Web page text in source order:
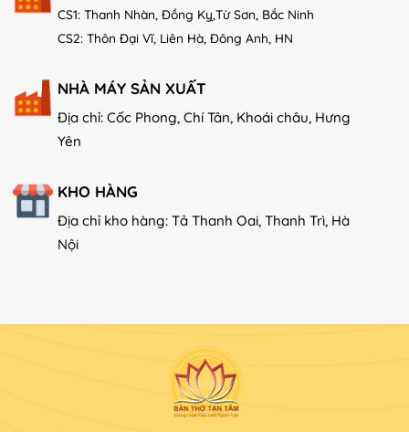
CS1: Thanh Nhàn, Đồng Kỵ,Từ Sơn, Bắc Ninh
CS2: Thôn Đại Vĩ, Liên Hà, Đông Anh, HN
NHÀ MÁY SẢN XUẤT
Địa chỉ: Cốc Phong, Chí Tân, Khoái châu, Hưng
Yên
KHO HÀNG
Địa chỉ kho hàng: Tả Thanh Oai, Thanh Trì, Hà
Nội